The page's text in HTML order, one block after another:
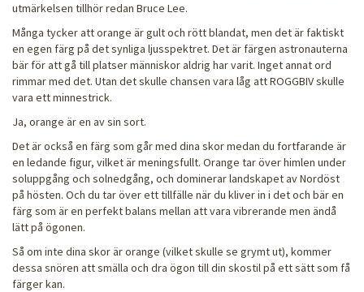
utmärkelsen tillhör redan Bruce Lee.
Många tycker att orange är gult och rött blandat, men det är faktiskt
en egen färg på det synliga ljusspektret. Det är färgen astronauterna
bär för att gå till platser människor aldrig har varit. Inget annat ord
rimmar med det. Utan det skulle chansen vara låg att ROGGBIV skulle
vara ett minnestrick.
Ja, orange är en av sin sort.
Det är också en färg som går med dina skor medan du fortfarande är
en ledande figur, vilket är meningsfullt. Orange tar över himlen under
soluppgång och solnedgång, och dominerar landskapet av Nordöst
på hösten. Och du tar över ett tillfälle när du kliver in i det och bär en
färg som är en perfekt balans mellan att vara vibrerande men ändå
lätt på ögonen.
Så om inte dina skor är orange (vilket skulle se grymt ut), kommer
dessa snören att smälla och dra ögon till din skostil på ett sätt som få
färger kan.